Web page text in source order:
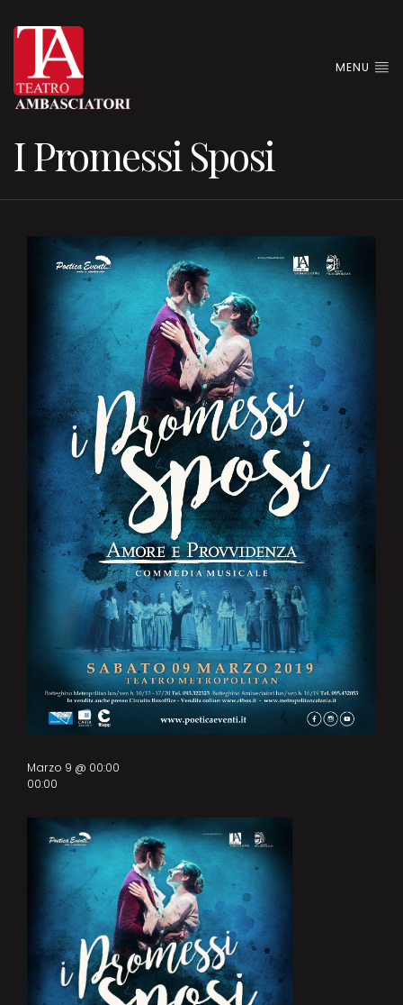
MENU
I Promessi Sposi
Marzo 9 @ 00:00
00:00